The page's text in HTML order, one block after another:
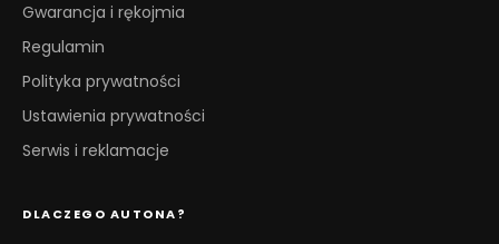
Gwarancja i rękojmia
Regulamin
Polityka prywatności
Ustawienia prywatności
Serwis i reklamacje
DLACZEGO AUTONA?